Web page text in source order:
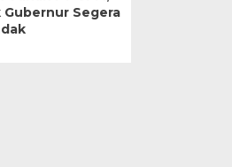
Gubernur Segera